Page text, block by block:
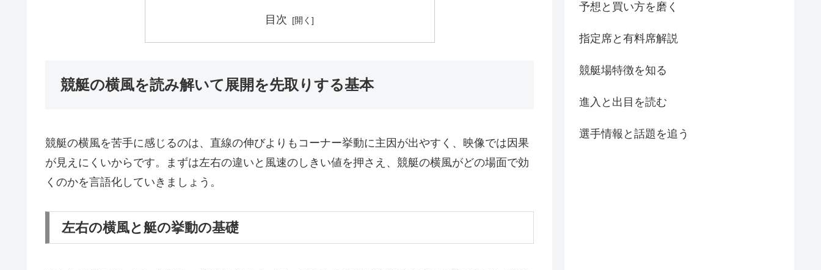
目次
競艇の横風を読み解いて展開を先取りする基本
競艇の横風を苦手に感じるのは、直線の伸びよりもコーナー挙動に主因が出やすく、映像では因果
が見えにくいからです。まずは左右の違いと風速のしきい値を押さえ、競艇の横風がどの場面で効
くのかを言語化していきましょう。
左右の横風と艇の挙動の基礎
予想と買い方を磨く
指定席と有料席解説
競艇場特徴を知る
進入と出目を読む
選手情報と話題を追う